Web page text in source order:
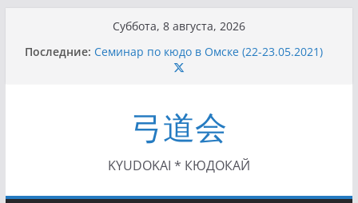
содержимому
Суббота, 8 августа, 2026
Последние: Семинар по кюдо в Омске (22-23.05.2021)
Чемпионат Росcии, Дёмино (2-5.09.2021)
II Кубок Посла Японии в России по Кюдо,
Орёл (25.07.2021)
I этап Кубка Московской области по Кюдо /
Сейдокан II (27.06.2021)
弓道会
KYUDOKAI * КЮДОКАЙ